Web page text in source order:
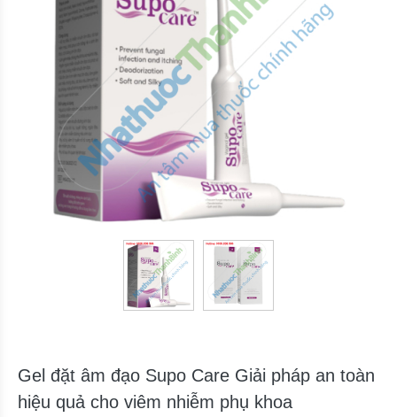
Gel đặt âm đạo Supo Care Giải pháp an toàn
hiệu quả cho viêm nhiễm phụ khoa